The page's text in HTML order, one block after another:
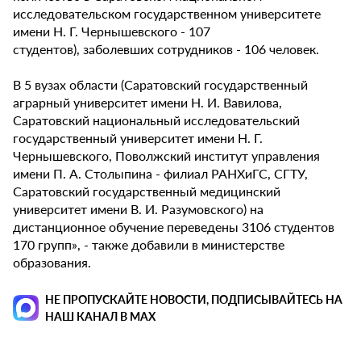
исследовательском государственном университете
имени Н. Г. Чернышевского - 107
студентов), заболевших сотрудников - 106 человек.
В 5 вузах области (Саратовский государственный
аграрный университет имени Н. И. Вавилова,
Саратовский национальный исследовательский
государственный университет имени Н. Г.
Чернышевского, Поволжский институт управления
имени П. А. Столыпина - филиал РАНХиГС, СГТУ,
Саратовский государственный медицинский
университет имени В. И. Разумовского) на
дистанционное обучение переведены 3106 студентов
170 групп», - также добавили в министерстве
образования.
НЕ ПРОПУСКАЙТЕ НОВОСТИ, ПОДПИСЫВАЙТЕСЬ НА
НАШ КАНАЛ В MAX